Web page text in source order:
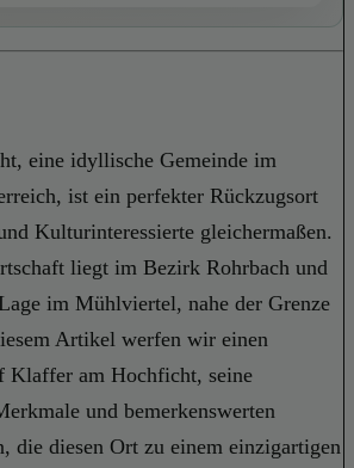
eine idyllische Gemeinde im
ist ein perfekter Rückzugsort
Kulturinteressierte gleichermaßen.
liegt im Bezirk Rohrbach und
im Mühlviertel, nahe der Grenze
Artikel werfen wir einen
Klaffer am Hochficht, seine
und bemerkenswerten
die diesen Ort zu einem einzigartigen